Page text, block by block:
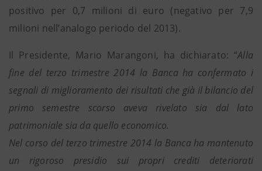
positivo per 0,7 milioni di euro (negativo per 7,9
milioni nell’analogo periodo del 2013).
Il Presidente, Mario Marangoni, ha dichiarato: “Alla
fine del terzo trimestre 2014 la Banca ha confermato i
segnali di miglioramento dei risultati che già il bilancio del
primo semestre scorso aveva rivelato sia dal lato
patrimoniale sia da quello economico.
Nel corso del terzo trimestre 2014 la Banca ha mantenuto
un rigoroso presidio sui propri crediti deteriorati